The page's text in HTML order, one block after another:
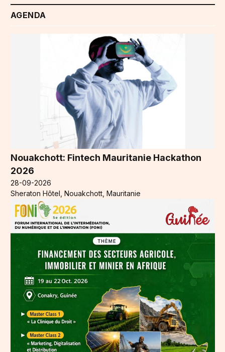
AGENDA
Nouakchott: Fintech Mauritanie Hackathon
2026
28-09-2026
Sheraton Hôtel, Nouakchott, Mauritanie